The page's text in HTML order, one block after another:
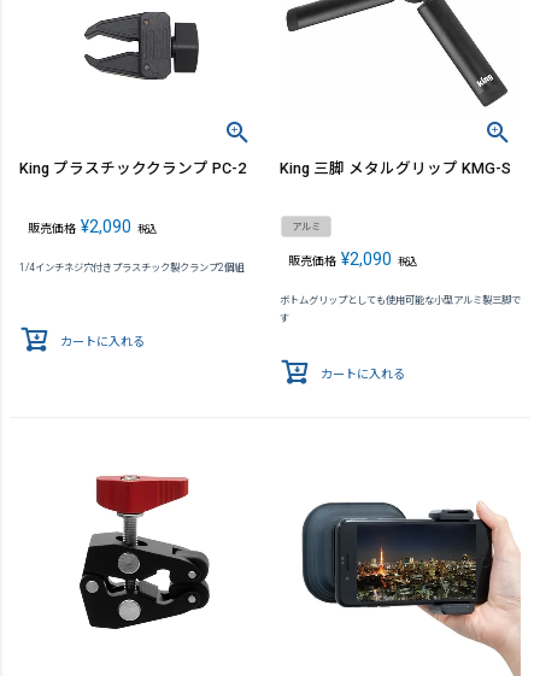
King プラスチッククランプ PC-2
販売価格 ¥2,090 税込
1/4インチネジ穴付きプラスチック製クランプ2個組
カートに入れる
King 三脚 メタルグリップ KMG-S
アルミ
販売価格 ¥2,090 税込
ボトムグリップとしても使用可能な小型アルミ製三脚で
す
カートに入れる